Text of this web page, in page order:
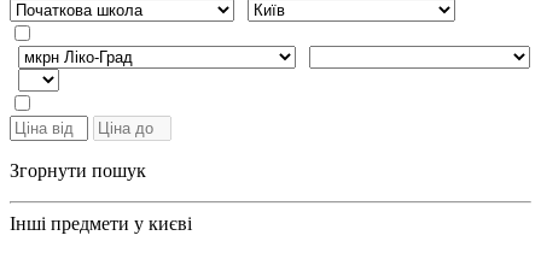
Згорнути пошук
Інші предмети у києві